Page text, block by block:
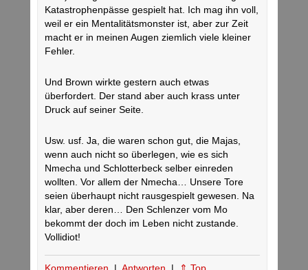
Katastrophenpässe gespielt hat. Ich mag ihn voll,
weil er ein Mentalitätsmonster ist, aber zur Zeit
macht er in meinen Augen ziemlich viele kleiner
Fehler.
Und Brown wirkte gestern auch etwas
überfordert. Der stand aber auch krass unter
Druck auf seiner Seite.
Usw. usf. Ja, die waren schon gut, die Majas,
wenn auch nicht so überlegen, wie es sich
Nmecha und Schlotterbeck selber einreden
wollten. Vor allem der Nmecha… Unsere Tore
seien überhaupt nicht rausgespielt gewesen. Na
klar, aber deren… Den Schlenzer vom Mo
bekommt der doch im Leben nicht zustande.
Vollidiot!